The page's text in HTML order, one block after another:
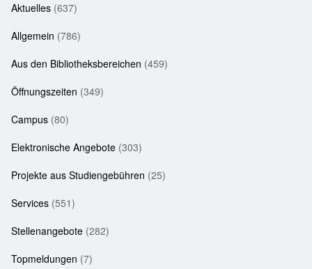
Aktuelles (637)
Allgemein (786)
Aus den Bibliotheksbereichen (459)
Öffnungszeiten (349)
Campus (80)
Elektronische Angebote (303)
Projekte aus Studiengebühren (25)
Services (551)
Stellenangebote (282)
Topmeldungen (7)